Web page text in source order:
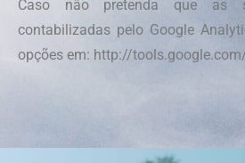
Caso não pretenda que as
contabilizadas pelo Google
opções em: http://